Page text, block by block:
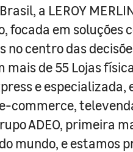
a LEROY
focada em soluções
no centro das
mais de 55 Lojas
e
commerce,
ADEO, primeira
mundo, e estamos